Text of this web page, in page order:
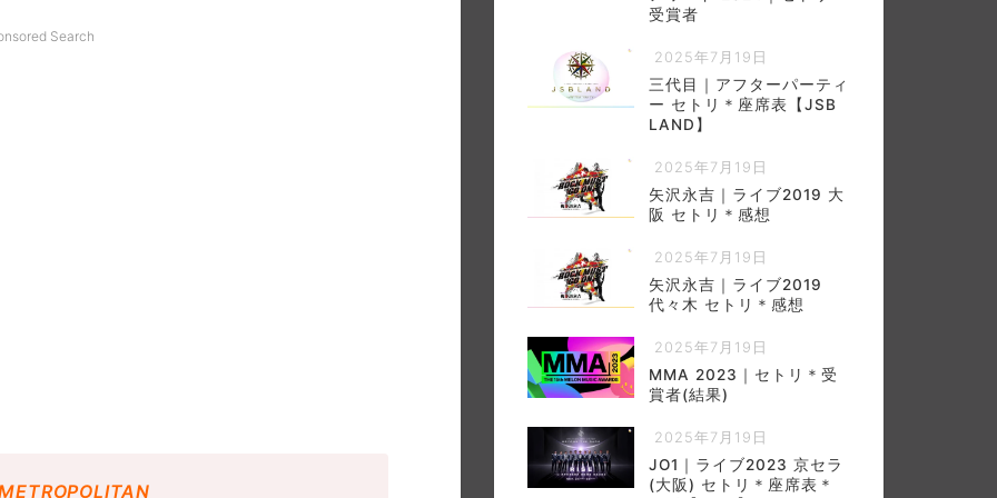
Search
受賞者
2025年7月19日
三代目｜アフターパーティ
ー セトリ＊座席表【JSB
LAND】
2025年7月19日
矢沢永吉｜ライブ2019 大
阪 セトリ＊感想
2025年7月19日
矢沢永吉｜ライブ2019
代々木 セトリ＊感想
2025年7月19日
MMA 2023｜セトリ＊受
賞者(結果)
2025年7月19日
JO1｜ライブ2023 京セラ
(大阪) セトリ＊座席表＊